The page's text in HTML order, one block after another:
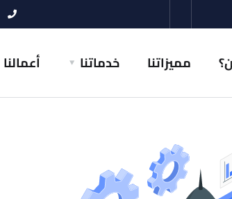
مميزاتنا خدماتنا أعمالنا